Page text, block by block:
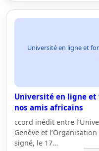
Université en ligne et
Université en ligne
nos amis africains
ccord inédit entre
Genève et
signé, le 17…